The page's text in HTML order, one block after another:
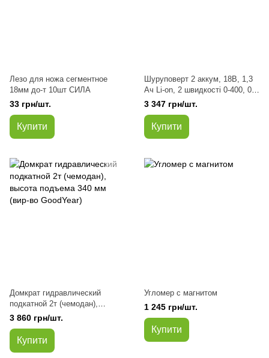
Лезо для ножа сегментное
18мм до-т 10шт СИЛА
33 грн/шт.
Купити
Шуруповерт 2 аккум, 18В, 1,3
Ач Li-on, 2 швидкості 0-400, 0-
1500, об / хв (в-во INTERTOOL)
3 347 грн/шт.
Купити
Домкрат гидравлический
подкатной 2т (чемодан),
высота подъема 340 мм (вир-
во GoodYear)
3 860 грн/шт.
Купити
Угломер с магнитом
1 245 грн/шт.
Купити